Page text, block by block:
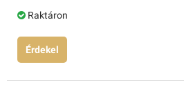
Raktáron
Érdekel